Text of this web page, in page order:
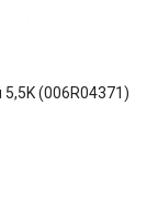
(006R04371)